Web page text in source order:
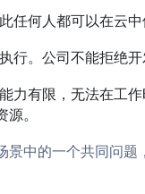
任何人都可以在云
行。公司不能拒绝
力有限，无法在工
。
景中的一个共同问